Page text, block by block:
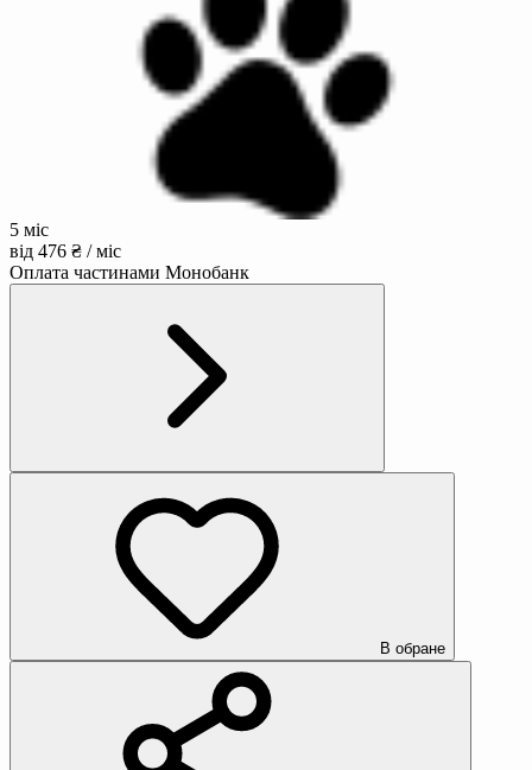
5 міс
від 476 ₴ / міс
Оплата частинами Монобанк
В обране